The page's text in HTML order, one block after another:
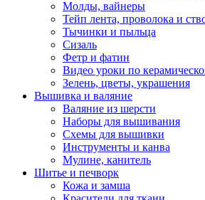
Молды, вайнеры
Тейп лента, проволока и
Тычинки и пыльца
Сизаль
Фетр и фатин
Видео уроки по
Зелень, цветы, украшения
Вышивка и валяние
Валяние из шерсти
Наборы для вышивания
Схемы для вышивки
Инструменты и канва
Мулине, канитель
Шитье и печворк
Кожа и замша